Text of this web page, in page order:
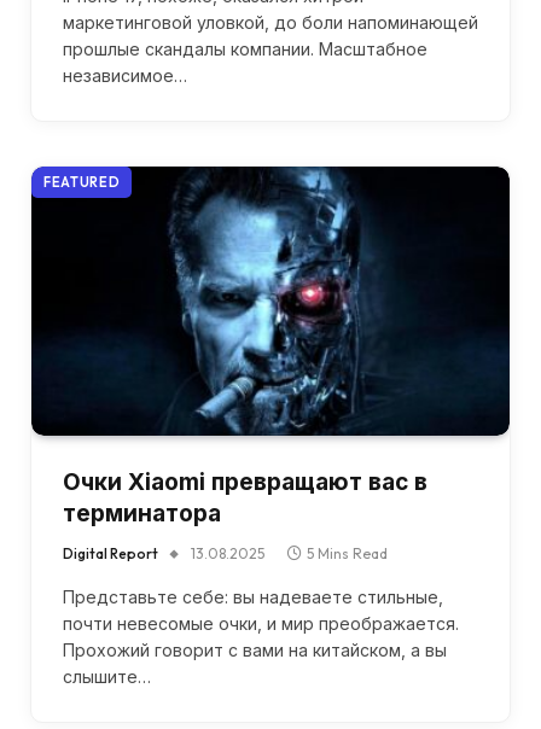
маркетинговой уловкой, до боли напоминающей
прошлые скандалы компании. Масштабное
независимое…
FEATURED
Очки Xiaomi превращают вас в
терминатора
Digital Report 13.08.2025 5 Mins Read
Представьте себе: вы надеваете стильные,
почти невесомые очки, и мир преображается.
Прохожий говорит с вами на китайском, а вы
слышите…